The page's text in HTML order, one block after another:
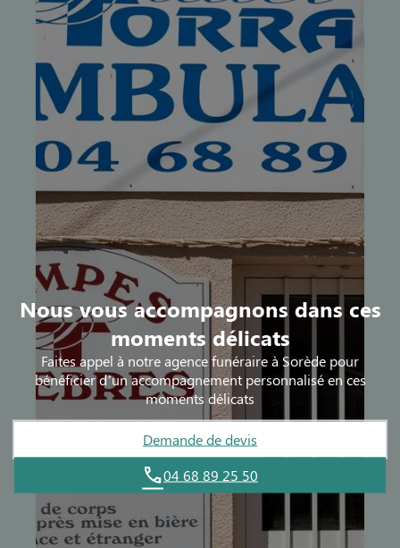
Nous vous accompagnons dans ces
moments délicats
Faites appel à notre agence funéraire à Sorède pour
bénéficier d’un accompagnement personnalisé en ces
moments délicats
Demande de devis
04 68 89 25 50